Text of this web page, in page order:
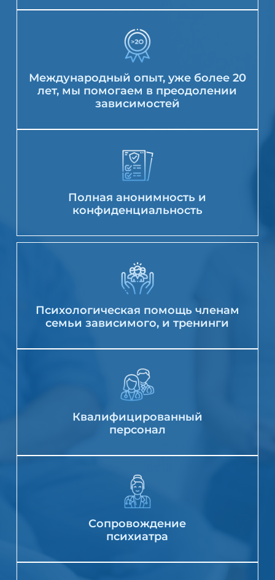
Международный опыт, уже более 20
лет, мы помогаем в преодолении
зависимостей
Полная анонимность и
конфиденциальность
Психологическая помощь членам
семьи зависимого, и тренинги
Квалифицированный
персонал
Сопровождение
психиатра